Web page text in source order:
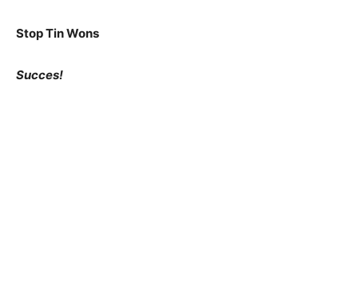
Stop Tin Wons
Succes!